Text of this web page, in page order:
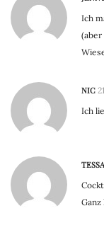
Ich
(aber
NIC
Ich
TESSA
Ganz